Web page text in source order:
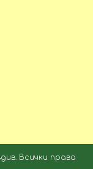
Всички права